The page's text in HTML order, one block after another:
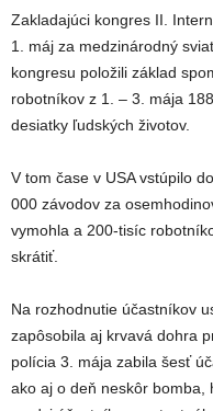
Zakladajúci kongres II.
1. máj za medzinárodný
kongresu položili základ
robotníkov z 1. – 3. mája
desiatky ľudských životov.
V tom čase v USA vstúpilo
000 závodov za
vymohla a 200-tisíc
skrátiť.
Na rozhodnutie účastníkov
zapôsobila aj krvavá dohra
polícia 3. mája zabila šesť
ako aj o deň neskôr bomba,